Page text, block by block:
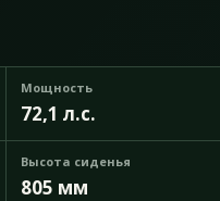
Мощность
72,1 л.с.
Высота сиденья
805 мм